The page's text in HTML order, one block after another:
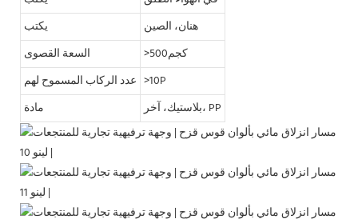
يكتب
هنان، الصين
السعة القصوى
>كجم500
عدد الركاب المسموح لهم >10P
مادة
بلاستيك، آخر، PP